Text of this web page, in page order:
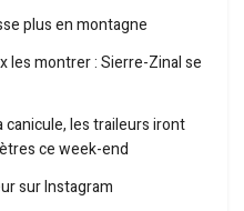
plus en montagne
les montrer : Sierre-Zinal se
canicule, les traileurs iront
ce week-end
sur Instagram